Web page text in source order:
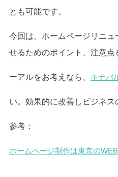
とも可能です。
今回は、ホームページリニュ
せるためのポイント、注意点
ーアルをお考えなら、 キナバ
い。効果的に改善しビジネス
参考：
ホームページ制作は東京の